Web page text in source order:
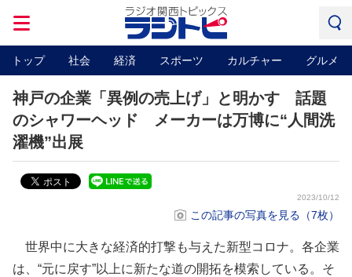
トップ 社会 経済 スポーツ カルチャー グルメ
神戸の企業「異例の売上げ」と明かす 話題
のシャワーヘッド メーカーは万博に“人間洗
濯機”出展
2023/10/12
この記事の写真を見る（7枚）
世界中に大きな経済的打撃も与えた新型コロナ。各企業
は、“元に戻す”以上に新たな道の開拓を模索している。そ